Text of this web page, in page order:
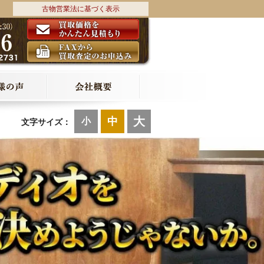
古物営業法に基づく表示
文字サイズ： 小 中 大